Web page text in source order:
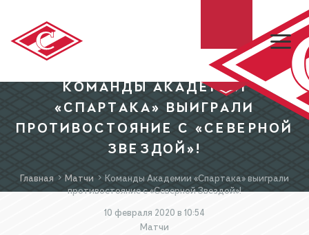
ХК «СПАРТАК»
МХК «СПАРТАК»
КОМАНДЫ АКАДЕМИИ
«СПАРТАКА» ВЫИГРАЛИ
ПРОТИВОСТОЯНИЕ С «СЕВЕРНОЙ
ЗВЕЗДОЙ»!
Главная Матчи
Команды Академии «Спартака» выиграли
противостояние с «Северной Звездой»!
10 февраля 2020 в 10:54
Матчи